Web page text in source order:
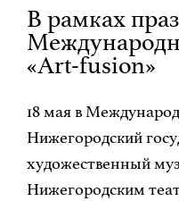
В рамках
«Art-fusion»
18 мая в
Нижегородский
художественный
Нижегородским